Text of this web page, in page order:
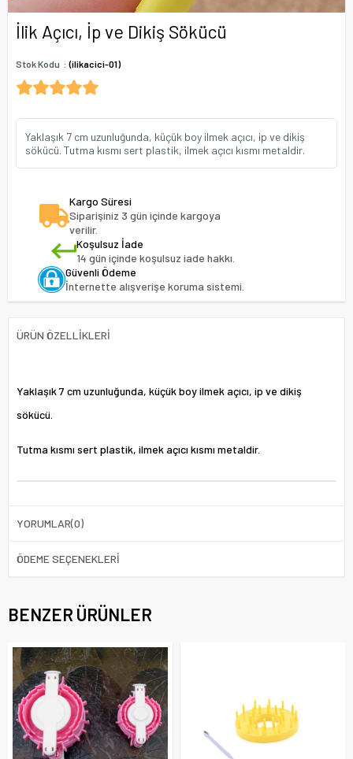
İlik Açıcı, İp ve Dikiş Sökücü
Stok Kodu (ilikacici-01)
Yaklaşık 7 cm uzunluğunda, küçük boy ilmek açıcı, ip ve dikiş
sökücü. Tutma kısmı sert plastik, ilmek açıcı kısmı metaldir.
Kargo Süresi
Siparişiniz 3 gün içinde kargoya
verilir.
Koşulsuz İade
14 gün içinde koşulsuz iade hakkı.
Güvenli Ödeme
İnternette alışverişe koruma sistemi.
ÜRÜN ÖZELLIKLERI
Yaklaşık 7 cm uzunluğunda, küçük boy ilmek açıcı, ip ve dikiş
sökücü.
Tutma kısmı sert plastik, ilmek açıcı kısmı metaldir.
YORUMLAR(0)
ÖDEME SEÇENEKLERI
BENZER ÜRÜNLER